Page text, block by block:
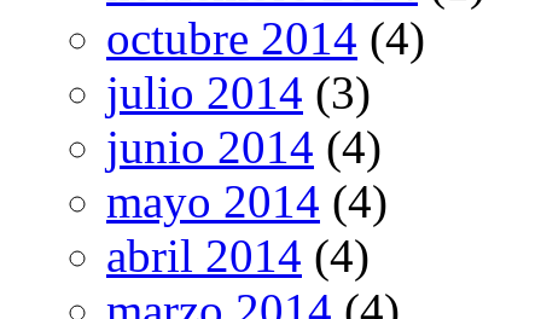
octubre 2014 (4)
julio 2014 (3)
junio 2014 (4)
mayo 2014 (4)
abril 2014 (4)